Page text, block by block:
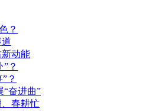
？
动能
？
？
“奋进曲”
春耕忙